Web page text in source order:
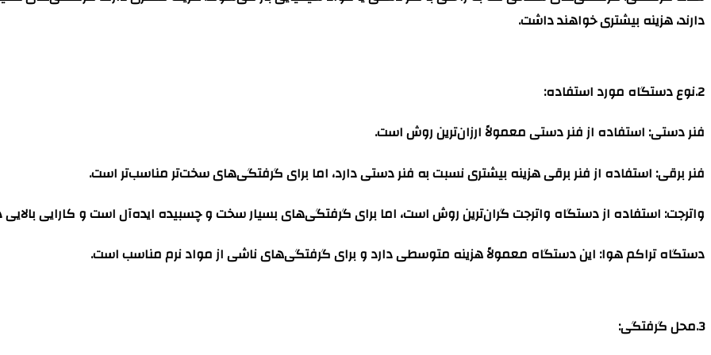
دارند، هزینه بیشتری خواهند داشت.
2.نوع دستگاه مورد استفاده
:
فنر دستی: استفاده از فنر دستی معمولاً ارزان‌ترین روش است.
فنر برقی: استفاده از فنر برقی هزینه بیشتری نسبت به فنر دستی دارد، اما برای گرفتگی‌های سخت‌تر مناسب‌تر است.
واترجت: استفاده از دستگاه واترجت گران‌ترین روش است، اما برای گرفتگی‌های بسیار سخت و چسبیده ایده‌آل است و کارایی بالایی
دستگاه تراکم هوا: این دستگاه معمولاً هزینه متوسطی دارد و برای گرفتگی‌های ناشی از مواد نرم مناسب است.
3.محل گرفتگی
: